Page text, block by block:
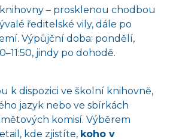
– prosklenou chodbou
ředitelské vily, dále po
Výpůjční doba: pondělí,
jindy po dohodě.
k dispozici ve školní knihovně,
jazyk nebo ve sbírkách
komisí. Výběrem
kde zjistíte, koho v